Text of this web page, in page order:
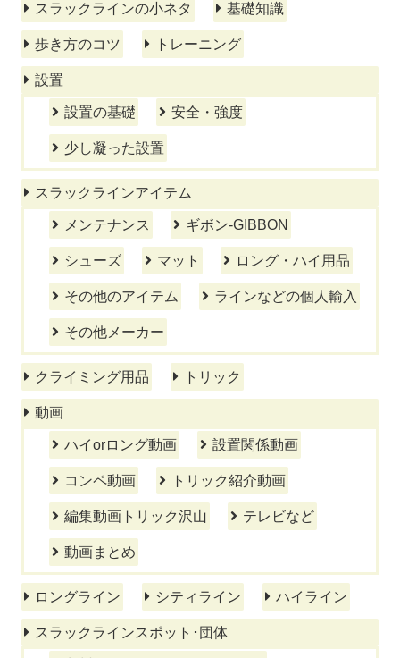
スラックラインの小ネタ 基礎知識
歩き方のコツ トレーニング
設置
設置の基礎 安全・強度
少し凝った設置
スラックラインアイテム
メンテナンス ギボン-GIBBON
シューズ マット ロング・ハイ用品
その他のアイテム ラインなどの個人輸入
その他メーカー
クライミング用品 トリック
動画
ハイorロング動画 設置関係動画
コンペ動画 トリック紹介動画
編集動画トリック沢山 テレビなど
動画まとめ
ロングライン シティライン ハイライン
スラックラインスポット･団体